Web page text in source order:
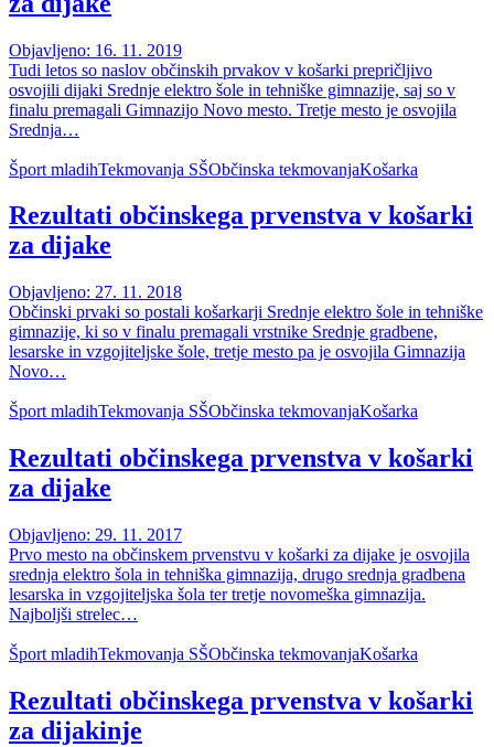
Objavljeno: 16. 11. 2019
Tudi letos so naslov občinskih prvakov v košarki prepričljivo
osvojili dijaki Srednje elektro šole in tehniške gimnazije, saj so v
finalu premagali Gimnazijo Novo mesto. Tretje mesto je osvojila
Srednja…
Šport mladihTekmovanja SŠObčinska tekmovanjaKošarka
Rezultati občinskega prvenstva v košarki
za dijake
Objavljeno: 27. 11. 2018
Občinski prvaki so postali košarkarji Srednje elektro šole in tehniške
gimnazije, ki so v finalu premagali vrstnike Srednje gradbene,
lesarske in vzgojiteljske šole, tretje mesto pa je osvojila Gimnazija
Novo…
Šport mladihTekmovanja SŠObčinska tekmovanjaKošarka
Rezultati občinskega prvenstva v košarki
za dijake
Objavljeno: 29. 11. 2017
Prvo mesto na občinskem prvenstvu v košarki za dijake je osvojila
srednja elektro šola in tehniška gimnazija, drugo srednja gradbena
lesarska in vzgojiteljska šola ter tretje novomeška gimnazija.
Najboljši strelec…
Šport mladihTekmovanja SŠObčinska tekmovanjaKošarka
Rezultati občinskega prvenstva v košarki
za dijakinje